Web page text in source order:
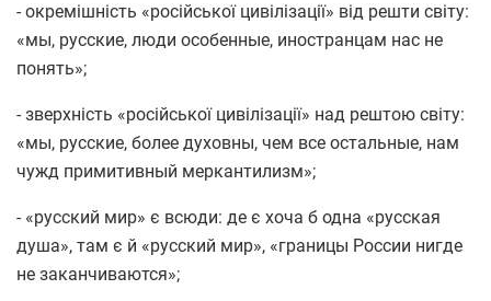
- окремішність «російської цивілізації» від решти світу:
«мы, русские, люди особенные, иностранцам нас не
понять»;
- зверхність «російської цивілізації» над рештою світу:
«мы, русские, более духовны, чем все остальные, нам
чужд примитивный меркантилизм»;
- «русский мир» є всюди: де є хоча б одна «русская
душа», там є й «русский мир», «границы России нигде
не заканчиваются»;